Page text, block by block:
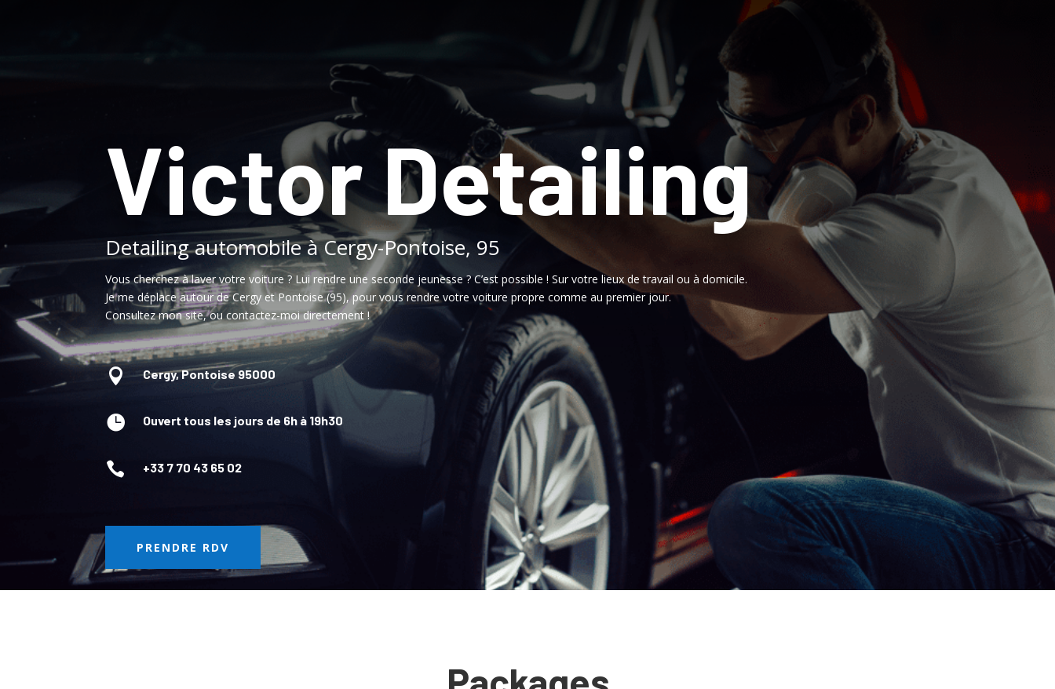
Victor Detailing
Detailing automobile à Cergy-Pontoise, 95
Vous cherchez à laver votre voiture ? Lui rendre une seconde jeunesse ? C’est possible ! Sur votre lieux de travail ou à domicile.
Je me déplace autour de Cergy et Pontoise (95), pour vous rendre votre voiture propre comme au premier jour.
Consultez mon site, ou contactez-moi directement !
 Cergy, Pontoise 95000
 Ouvert tous les jours de 6h à 19h30
 +33 7 70 43 65 02
PRENDRE RDV